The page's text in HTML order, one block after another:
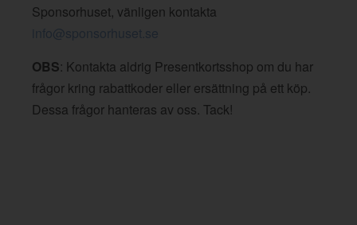
Sponsorhuset, vänligen kontakta
info@sponsorhuset.se
OBS: Kontakta aldrig Presentkortsshop om du har
frågor kring rabattkoder eller ersättning på ett köp.
Dessa frågor hanteras av oss. Tack!